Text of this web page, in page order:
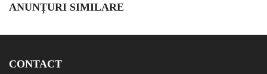
ANUNȚURI SIMILARE
CONTACT